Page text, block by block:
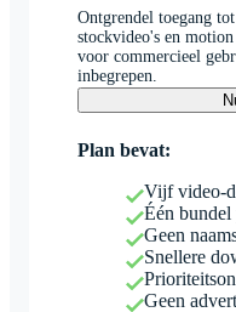
Ontgrendel toegang
stockvideo's en
voor commercieel
inbegrepen.
Plan bevat:
Vijf video-
Één bundel
Geen
Snellere
Geen